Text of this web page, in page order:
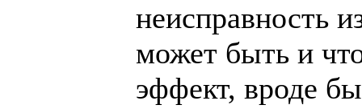
неисправность
может быть и
эффект, вроде